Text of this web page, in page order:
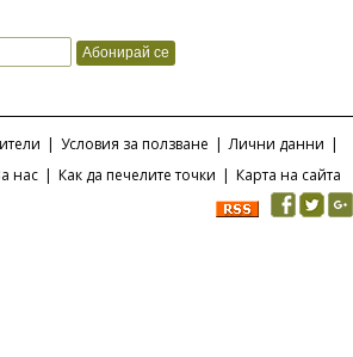
| Условия за ползване | Лични данни |
нас | Как да печелите точки | Карта на сайта